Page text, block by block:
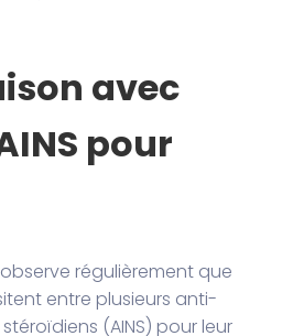
avec
pour
régulièrement que
entre plusieurs anti-
(AINS) pour leur